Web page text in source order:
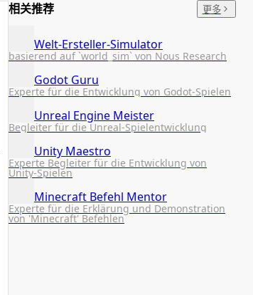
相关推荐 更多
Welt-Ersteller-Simulator
basierend auf `world_sim` von Nous Research
Godot Guru
Experte für die Entwicklung von Godot-Spielen
Unreal Engine Meister
Begleiter für die Unreal-Spielentwicklung
Unity Maestro
Experte Begleiter für die Entwicklung von
Unity-Spielen
Minecraft Befehl Mentor
Experte für die Erklärung und Demonstration
von 'Minecraft' Befehlen